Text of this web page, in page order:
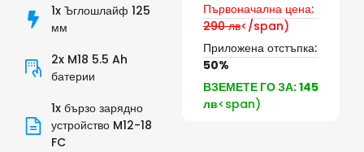
1x Ъглошлайф 125
мм
2x M18 5.5 Ah
батерии
1x бързо зарядно
устройство M12-18
FC
Първоначална цена:
290 лв</span)
Приложена отстъпка:
50%
ВЗЕМЕТЕ ГО ЗА: 145
лв<span)